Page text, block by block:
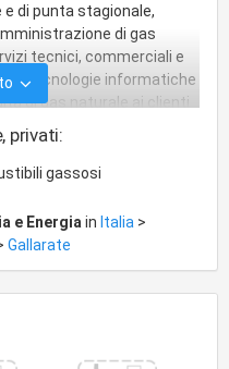
di punta stagionale,
di gas
tecnici, commerciali e
tecnologie informatiche
di gas naturale ai clienti
complementari,
indicate nei precedenti
privati:
gassosi
e Energia in Italia >
Gallarate